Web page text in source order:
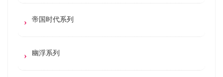
帝国时代系列
幽浮系列